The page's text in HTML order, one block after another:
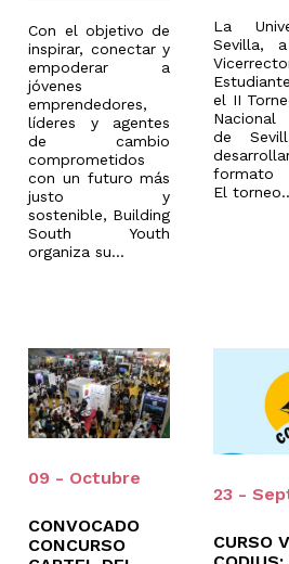
Con el objetivo de
inspirar, conectar y
empoderar a
jóvenes
emprendedores,
líderes y agentes
de cambio
comprometidos
con un futuro más
justo y
sostenible, Building
South Youth
organiza su...
La
Sevilla,
el II
Nacional
de
formato
El
09 - Octubre
CONVOCADO
CONCURSO
23 -
CURSO